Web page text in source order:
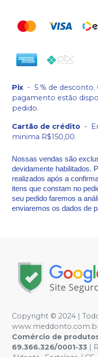
Pix - 5 % de desconto.
pagamento estão
pedido.
Cartão de crédito -
minima R$150,00.
Nossas vendas são
devidamente habilitados.
realizados após a
itens que constam no
seu pedido faremos a
enviaremos os dados de
Copyright © 2024 |
Comércio de
69.366.326/0001-33 |